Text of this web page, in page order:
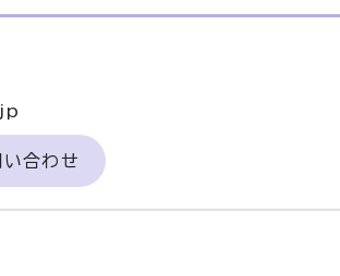
合わせ